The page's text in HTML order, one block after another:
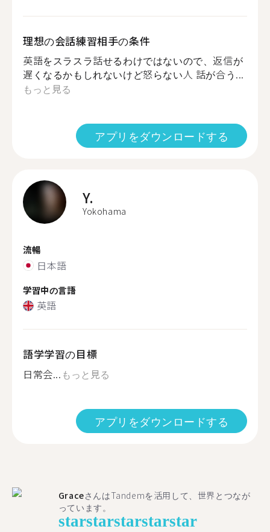
理想の会話練習相手の条件
英語をスラスラ話せるわけではないので、返信が
遅くなるかもしれないけど怒らない人 話が合う...
もっと見る
アプリをダウンロードする
Y.
Yokohama
流暢
日本語
学習中の言語
英語
語学学習の目標
日常会... もっと見る
アプリをダウンロードする
GraceさんはTandemを活用して、世界とつなが
っています。
starstarstarstarstar